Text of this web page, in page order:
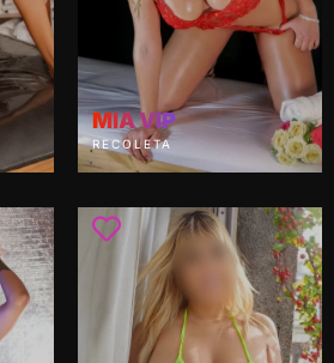
MIA VIP
RECOLETA